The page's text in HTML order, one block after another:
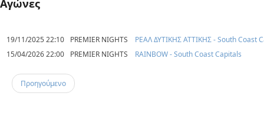
Αγώνες
19/11/2025 22:10 PREMIER NIGHTS
ΡΕΑΛ ΔΥΤΙΚΗΣ ΑΤΤΙΚΗΣ - South Coast
15/04/2026 22:00
PREMIER NIGHTS RAINBOW - South Coast Capitals
Προηγούμενο